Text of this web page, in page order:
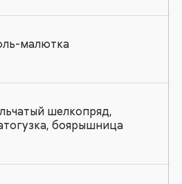
малютка
шелкопряд,
боярышница